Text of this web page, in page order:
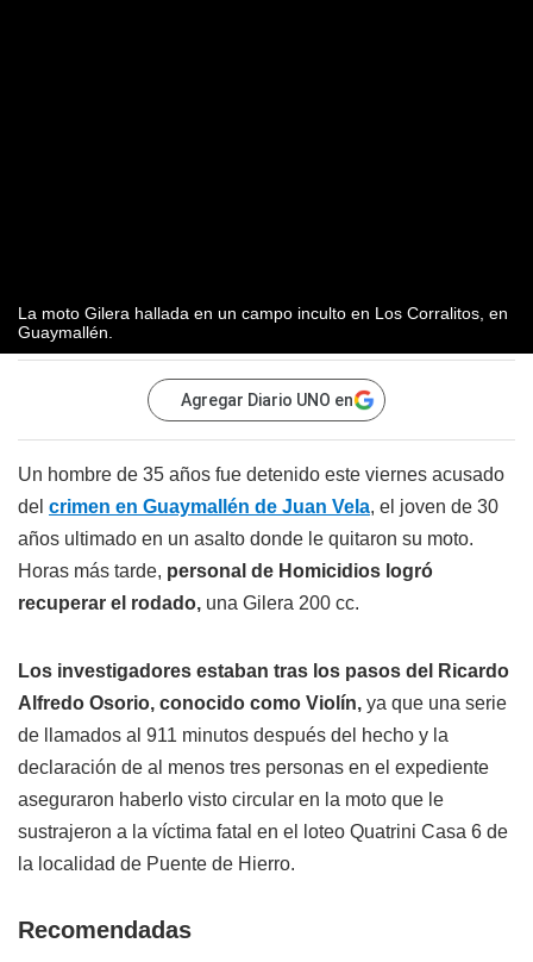
La moto Gilera hallada en un campo inculto en Los Corralitos, en
Guaymallén.
Agregar Diario UNO en
Un hombre de 35 años fue detenido este viernes acusado
del crimen en Guaymallén de Juan Vela, el joven de 30
años ultimado en un asalto donde le quitaron su moto.
Horas más tarde, personal de Homicidios logró
recuperar el rodado, una Gilera 200 cc.
Los investigadores estaban tras los pasos del Ricardo
Alfredo Osorio, conocido como Violín, ya que una serie
de llamados al 911 minutos después del hecho y la
declaración de al menos tres personas en el expediente
aseguraron haberlo visto circular en la moto que le
sustrajeron a la víctima fatal en el loteo Quatrini Casa 6 de
la localidad de Puente de Hierro.
Recomendadas